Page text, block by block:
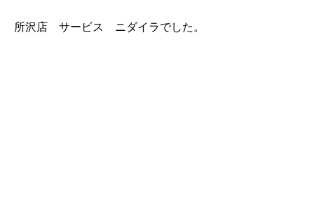
所沢店 サービス ニダイラでした。